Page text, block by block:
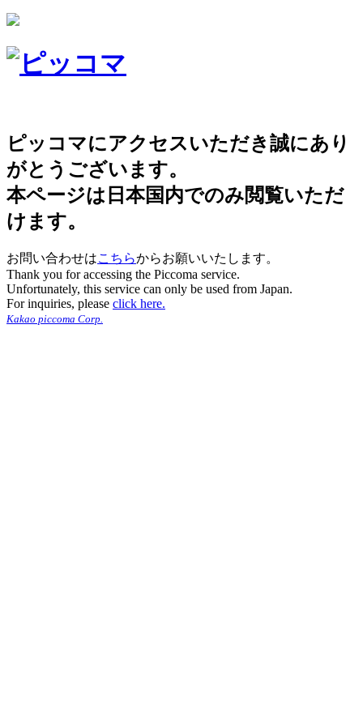
ピッコマにアクセスいただき誠にあり
がとうございます。
本ページは日本国内でのみ閲覧いただ
けます。
お問い合わせはこちらからお願いいたします。
Thank you for accessing the Piccoma service.
Unfortunately, this service can only be used from Japan.
For inquiries, please click here.
Kakao piccoma Corp.